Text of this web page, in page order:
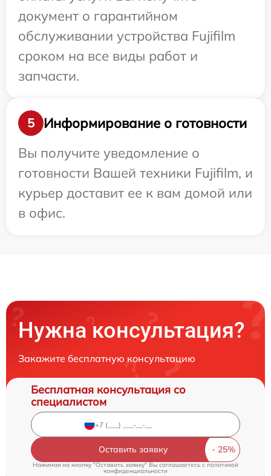
документ о гарантийном
обслуживании устройства Fujifilm
сроком на все виды работ и
запчасти.
5
Информирование о готовности
Вы получите уведомление о
готовности Вашей техники Fujifilm, и
курьер доставит ее к вам домой или
в офис.
Нужна консультация?
Закажите бесплатную консультацию
Бесплатная консультация со
специалистом
Оставить заявку
Нажимая на кнопку "Оставить заявку" Вы соглашаетесь c политикой
конфиденциальности